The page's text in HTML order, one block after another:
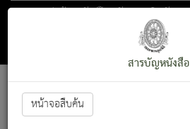
ตอน 1 ว่าด้วย สัตว์โลกกับจตุราริยสัจ
สารบัญหนังสือ
หน้าจอสืบค้น
Font :15 ]||